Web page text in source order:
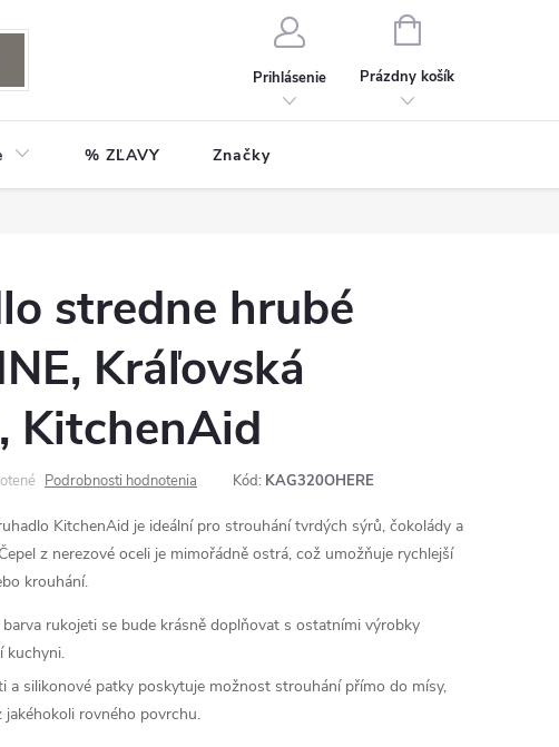
Prihlásenie
NÁKUPNÝ
Prázdny košík
% ZĽAVY Značky
stredne hrubé
Kráľovská
KitchenAid
Podrobnosti hodnotenia Kód: KAG320OHERE
KitchenAid je ideální pro strouhání tvrdých sýrů, čokolády a
z nerezové oceli je mimořádně ostrá, což umožňuje rychlejší
krouhání.
barva rukojeti se bude krásně doplňovat s ostatními výrobky
kuchyni.
a silikonové patky poskytuje možnost strouhání přímo do mísy,
jakéhokoli rovného povrchu.